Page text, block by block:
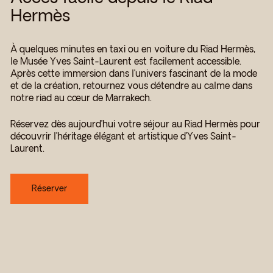
Hermès
À quelques minutes en taxi ou en voiture du Riad Hermès,
le Musée Yves Saint-Laurent est facilement accessible.
Après cette immersion dans l’univers fascinant de la mode
et de la création, retournez vous détendre au calme dans
notre riad au cœur de Marrakech.
Réservez dès aujourd’hui votre séjour au Riad Hermès pour
découvrir l’héritage élégant et artistique d’Yves Saint-
Laurent.
Réserver